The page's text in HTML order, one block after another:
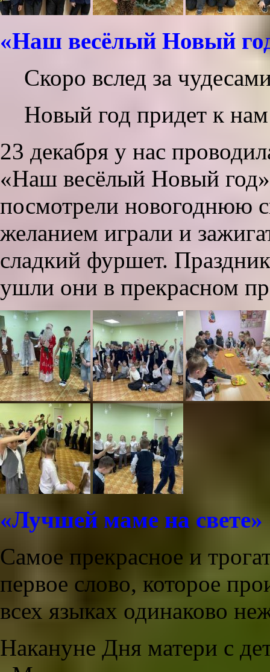
«Наш весёлый Новый
Скоро вслед за
Новый год придет к
23 декабря у нас
«Наш весёлый Новый
посмотрели новогоднюю
желанием играли и
сладкий фуршет.
ушли они в прекрасном
«Лучшей маме на свете»
Самое прекрасное и
первое слово, которое
всех языках одинаково
Накануне Дня матери с